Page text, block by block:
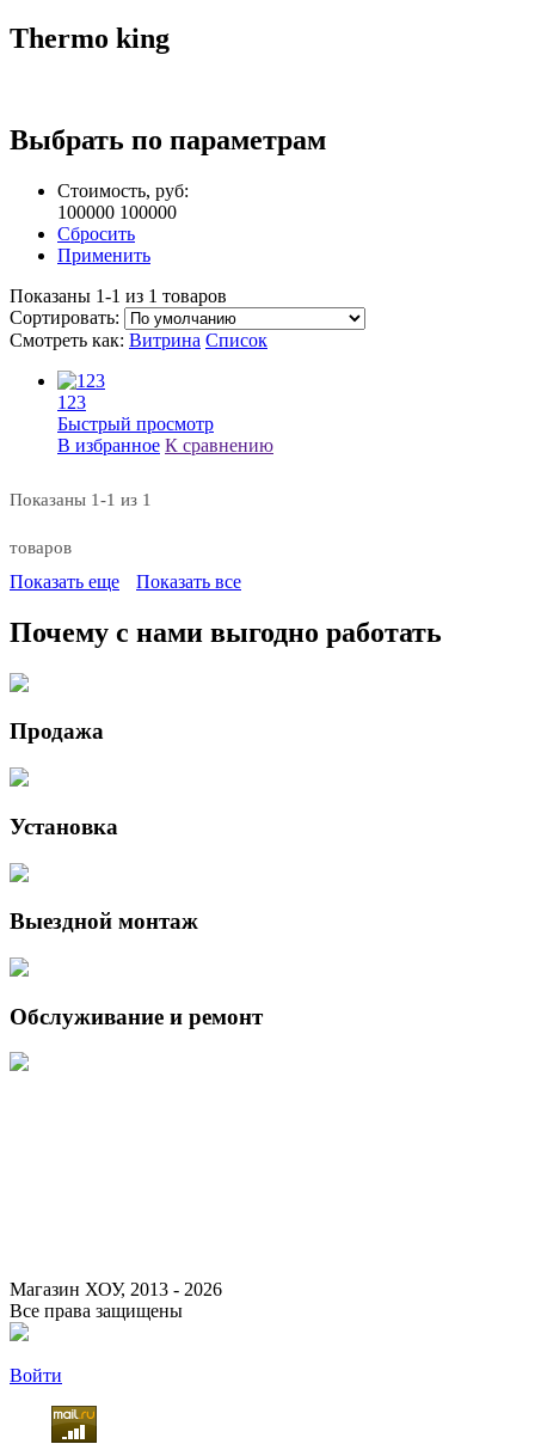
Thermo king
Выбрать по параметрам
Стоимость, руб:
100000 100000
Сбросить
Применить
Показаны 1-1 из 1 товаров
Сортировать:
Смотреть как: Витрина Список
123
Быстрый просмотр
В избранное К сравнению
Показаны 1-1 из 1
товаров
Показать еще Показать все
Почему с нами выгодно работать
Продажа
Установка
Выездной монтаж
Обслуживание и ремонт
Магазин ХОУ, 2013 - 2026
Все права защищены
Войти